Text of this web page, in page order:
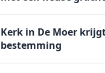
Kerk in De Moer
bestemming